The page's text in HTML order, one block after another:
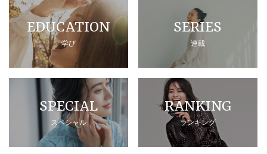
EDUCATION
学び
SERIES
連載
SPECIAL
スペシャル
RANKING
ランキング